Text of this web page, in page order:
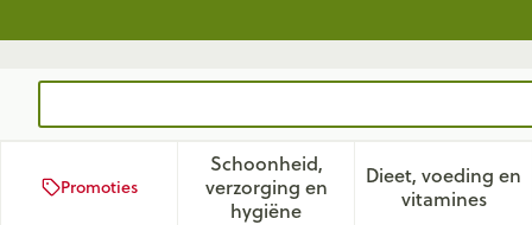
Promoties
Schoonheid,
verzorging en
hygiëneToon submenu voor
Dieet, voeding en
vitamines
Toon